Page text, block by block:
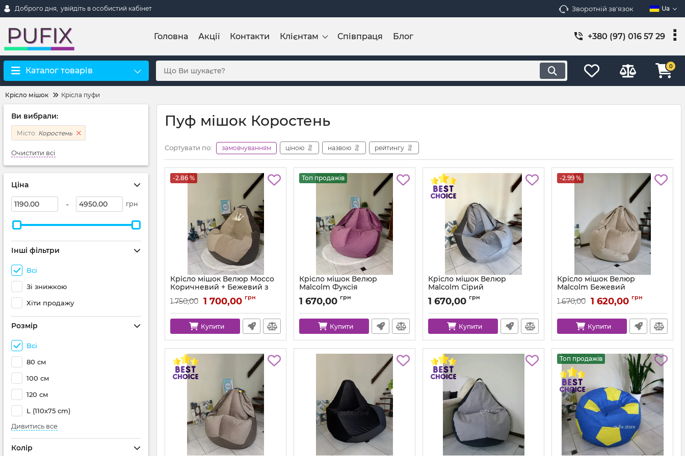
Доброго дня, увійдіть в особистий кабінет Зворотній зв'язок Ua
Головна Акції Контакти Клієнтам Співпраця Блог +380 (97) 016 57 29
Каталог товарів 0
Крісло мішок Крісла пуфи
Ви вибрали:
Місто: Коростень
Очистити всі
Ціна
- грн
Інші фільтри
Всі
Зі знижкою
Хіти продажу
Розмір
Всі
80 см
100 см
120 см
L (110x75 cm)
Дивитись все
Колір
Пуф мішок Коростень
Сортувати по: замовчуванням ціною назвою рейтингу
-2.86 %
Крісло мішок Велюр Mocco
Коричневий + Бежевий з
1 750,00 1 700,00 грн
Купити
Топ продажів
Крісло мішок Велюр
Malcolm Фуксія
Артикул: km-malcolm-13-l
1 670,00 грн
Купити
Крісло мішок Велюр
Malcolm Сірий
Артикул: km-malcolm-57-l
1 670,00 грн
Купити
-2.99 %
Крісло мішок Велюр
Malcolm Бежевий
Артикул: km-malcolm-18-l
1 670,00 1 620,00 грн
Купити
Топ продажів